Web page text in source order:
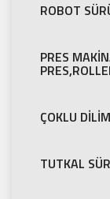
ROBOT
PRES
ÇOKLU
TUTKAL